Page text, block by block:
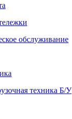
обслуживание
техника Б/У